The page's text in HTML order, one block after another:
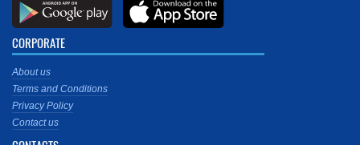
CORPORATE
About us
Terms and Conditions
Privacy Policy
Contact us